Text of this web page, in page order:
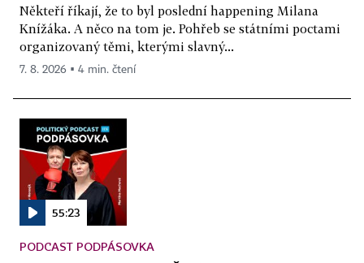
Někteří říkají, že to byl poslední happening Milana
Knížáka. A něco na tom je. Pohřeb se státními poctami
organizovaný těmi, kterými slavný...
7. 8. 2026 ▪ 4 min. čtení
55:23
PODCAST PODPÁSOVKA